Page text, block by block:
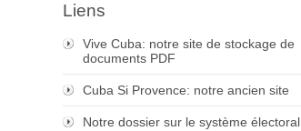
Liens
Vive Cuba: notre site de stockage de
documents PDF
Cuba Si Provence: notre ancien site
Notre dossier sur le système électoral